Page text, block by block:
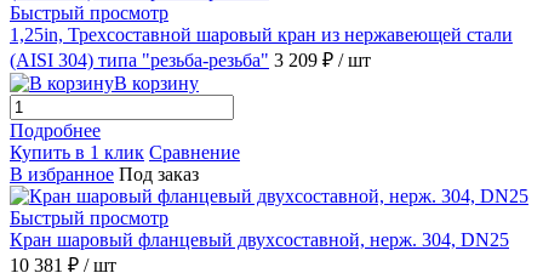
Быстрый просмотр
1,25in, Трехсоставной шаровый кран из нержавеющей стали
(AISI 304) типа "резьба-резьба" 3 209 ₽ / шт
В корзину
Подробнее
Купить в 1 клик Сравнение
В избранное Под заказ
Быстрый просмотр
Кран шаровый фланцевый двухсоставной, нерж. 304, DN25
10 381 ₽ / шт